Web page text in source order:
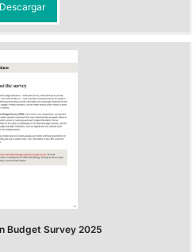
Descargar
Budget Survey 2025